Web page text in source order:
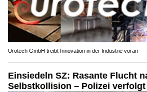
Urotech GmbH treibt Innovation in der Industrie voran
Einsiedeln SZ: Rasante Flucht
Selbstkollision – Polizei